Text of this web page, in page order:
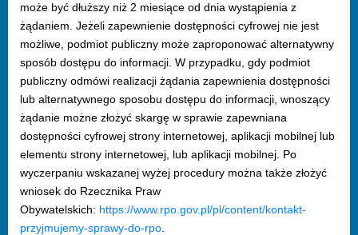
może być dłuższy niż 2 miesiące od dnia wystąpienia z
żądaniem. Jeżeli zapewnienie dostępności cyfrowej nie jest
możliwe, podmiot publiczny może zaproponować alternatywny
sposób dostępu do informacji. W przypadku, gdy podmiot
publiczny odmówi realizacji żądania zapewnienia dostępności
lub alternatywnego sposobu dostępu do informacji, wnoszący
żądanie możne złożyć skargę w sprawie zapewniana
dostępności cyfrowej strony internetowej, aplikacji mobilnej lub
elementu strony internetowej, lub aplikacji mobilnej. Po
wyczerpaniu wskazanej wyżej procedury można także złożyć
wniosek do Rzecznika Praw
Obywatelskich: https://www.rpo.gov.pl/pl/content/kontakt-
przyjmujemy-sprawy-do-rpo